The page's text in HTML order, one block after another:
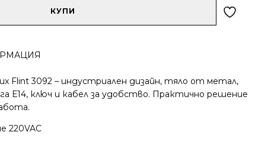
КУПИ
Flint 3092 – индустриален дизайн, тяло от метал,
Е14, ключ и кабел за удобство. Практично решение
220VAC